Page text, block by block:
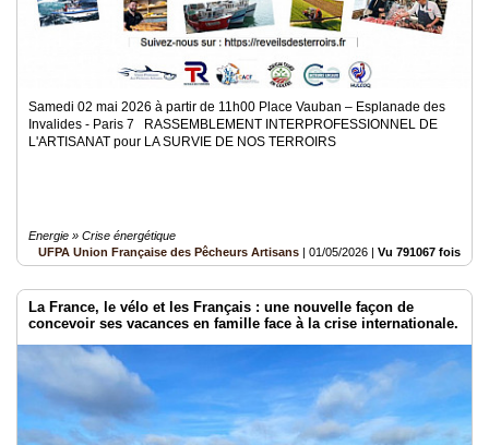
Samedi 02 mai 2026 à partir de 11h00 Place Vauban – Esplanade des
Invalides - Paris 7 RASSEMBLEMENT INTERPROFESSIONNEL DE
L'ARTISANAT pour LA SURVIE DE NOS TERROIRS
Energie » Crise énergétique
UFPA Union Française des Pêcheurs Artisans | 01/05/2026 | Vu 791067 fois
La France, le vélo et les Français : une nouvelle façon de
concevoir ses vacances en famille face à la crise internationale.